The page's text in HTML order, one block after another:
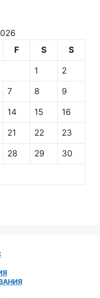
F S S
1 2
7 8 9
14 15 16
21 22 23
28 29 30